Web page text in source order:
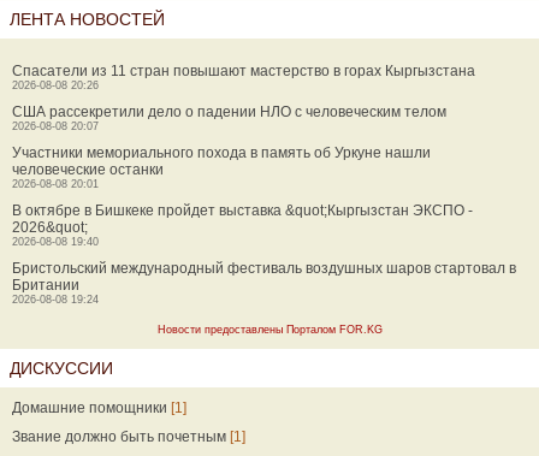
ЛЕНТА НОВОСТЕЙ
Спасатели из 11 стран повышают мастерство в горах Кыргызстана
2026-08-08 20:26
США рассекретили дело о падении НЛО с человеческим телом
2026-08-08 20:07
Участники мемориального похода в память об Уркуне нашли
человеческие останки
2026-08-08 20:01
В октябре в Бишкеке пройдет выставка &quot;Кыргызстан ЭКСПО -
2026&quot;
2026-08-08 19:40
Бристольский международный фестиваль воздушных шаров стартовал в
Британии
2026-08-08 19:24
Новости предоставлены Порталом FOR.KG
ДИСКУССИИ
Домашние помощники [1]
Звание должно быть почетным [1]